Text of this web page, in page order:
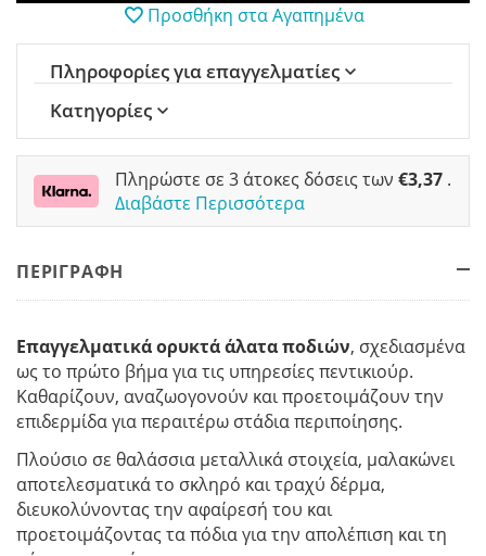
Προσθήκη στα Αγαπημένα
Πληροφορίες για επαγγελματίες
Κατηγορίες
Πληρώστε σε 3 άτοκες δόσεις των €3,37 .
Διαβάστε Περισσότερα
ΠΕΡΙΓΡΑΦΗ
Επαγγελματικά ορυκτά άλατα ποδιών, σχεδιασμένα
ως το πρώτο βήμα για τις υπηρεσίες πεντικιούρ.
Καθαρίζουν, αναζωογονούν και προετοιμάζουν την
επιδερμίδα για περαιτέρω στάδια περιποίησης.
Πλούσιο σε θαλάσσια μεταλλικά στοιχεία, μαλακώνει
αποτελεσματικά το σκληρό και τραχύ δέρμα,
διευκολύνοντας την αφαίρεσή του και
προετοιμάζοντας τα πόδια για την απολέπιση και τη